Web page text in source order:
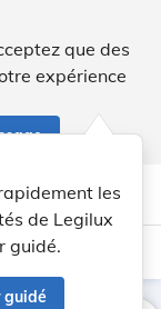
que des
expérience
les
de Legilux
guidé.
guidé
light_mode dark_mode